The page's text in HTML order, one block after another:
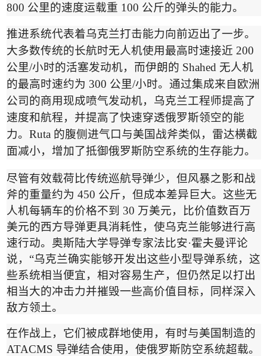
800 公里的速度运载重 100 公斤的弹头的能力。
推进系统代表着乌克兰打击能力向前迈出了一步。
大多数传统的长航时无人机使用最高时速接近 200
公里/小时的活塞发动机，而伊朗的 Shahed 无人机
的最高时速约为 300 公里/小时。通过集成来自欧洲
公司的商用现成喷气发动机，乌克兰工程师提高了
速度和航程，并提高了快速穿透俄罗斯领空的能
力。 Ruta 的腹侧进气口与美国战斧类似，雷达横截
面减小，增加了抵御俄罗斯防空系统的生存能力。
尽管有效载荷比传统巡航导弹少，但风暴之影和战
斧的重量约为 450 公斤，但成本差异巨大。这些无
人机每辆车的价格不到 30 万美元，比价值数百万
美元的西方导弹更具消耗性，使乌克兰能够进行高
速行动。奥斯陆大学导弹专家法比安·霍夫曼评论
说， “乌克兰确实能够开发出这些小型导弹系统，这
些系统相当便宜，相对容易生产，但仍然足以打出
相当大的冲击力并摧毁一些高价值目标，同样深入
敌方领土。
在作战上，它们被成群地使用，有时与美国制造的
ATACMS 导弹结合使用，使俄罗斯防空系统超载。